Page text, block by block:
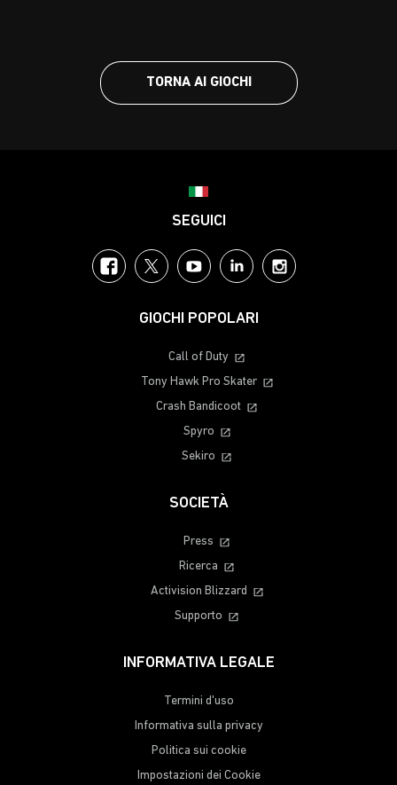
TORNA AI GIOCHI
SEGUICI
FacebookTwitter YouTubeLinkedIn
GIOCHI POPOLARI
Call of Duty
Tony Hawk Pro Skater
Crash Bandicoot
Spyro
Sekiro
SOCIETÀ
Press
Ricerca
Activision Blizzard
Supporto
INFORMATIVA LEGALE
Termini d'uso
Informativa sulla privacy
Politica sui cookie
Impostazioni dei Cookie
Choose your region